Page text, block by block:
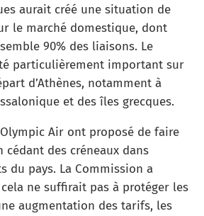
aurait créé une situation de
le marché domestique, dont
90% des liaisons. Le
particulièrement important sur
d’Athènes, notamment à
et des îles grecques.
Air ont proposé de faire
cédant des créneaux dans
du pays. La Commission a
ne suffirait pas à protéger les
augmentation des tarifs, les